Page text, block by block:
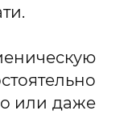
или даже